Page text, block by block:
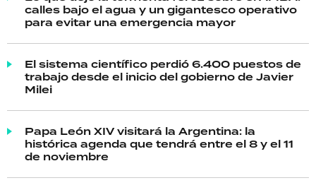
calles bajo el agua y un gigantesco operativo
para evitar una emergencia mayor
El sistema científico perdió 6.400 puestos de
trabajo desde el inicio del gobierno de Javier
Milei
Papa León XIV visitará la Argentina: la
histórica agenda que tendrá entre el 8 y el 11
de noviembre